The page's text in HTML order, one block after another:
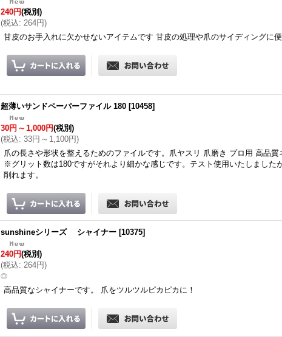
240円(税別)
(税込: 264円)
甘皮のお手入れに欠かせないアイテムです 甘皮の処理や爪のサイディングに
超薄いサンドペーパーファイル 180 [10458]
30円 ～ 1,000円(税別)
(税込: 33円 ～ 1,100円)
爪の長さや形状を整えるためのファイルです。爪ヤスリ 爪磨き プロ用 高品質
※グリット数は180ですがそれより細かな感じです。テスト使用いたしました
削れます。
sunshineシリーズ シャイナー [10375]
240円(税別)
(税込: 264円)
◎
高品質なシャイナーです。 爪をツルツルピカピカに！